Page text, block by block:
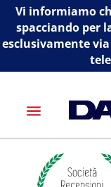
Vi informiamo
spacciando per
esclusivamente
menu